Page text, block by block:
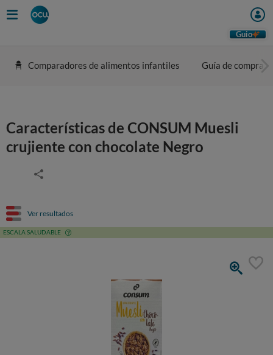
Guio
Comparadores de alimentos infantiles Guía de compra
Características de CONSUM Muesli
crujiente con chocolate Negro
Ver resultados
ESCALA SALUDABLE